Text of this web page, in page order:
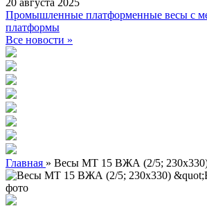
20 августа 2025
Промышленные платформенные весы с
платформы
Все новости »
Главная » Весы МТ 15 ВЖА (2/5; 230х330)